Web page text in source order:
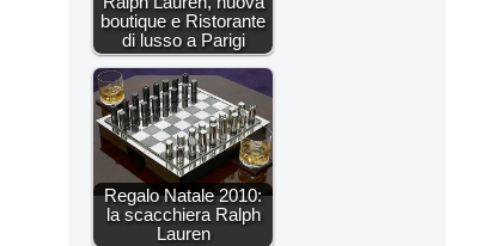
boutique e Ristorante
di lusso a Parigi
Regalo Natale 2010:
la scacchiera Ralph
Lauren